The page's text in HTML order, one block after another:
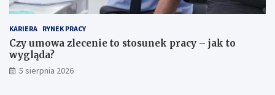
KARIERA RYNEK PRACY
Czy umowa zlecenie to stosunek pracy – jak to
wygląda?
5 sierpnia 2026